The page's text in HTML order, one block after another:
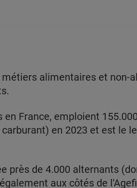
métiers alimentaires et non-
France, emploient
en 2023 et est le
près de 4.000 alternants
aux côtés de